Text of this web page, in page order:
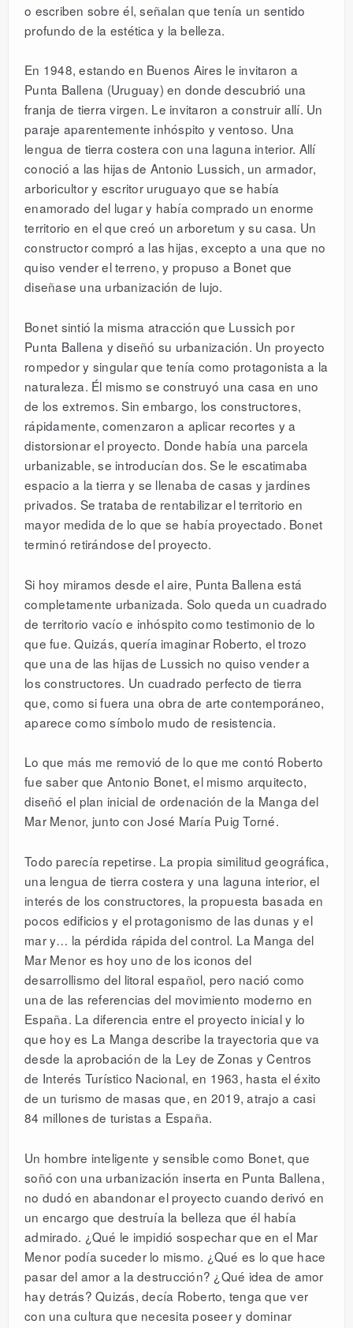
o escriben sobre él, señalan que tenía un sentido
profundo de la estética y la belleza.
En 1948, estando en Buenos Aires le invitaron a
Punta Ballena (Uruguay) en donde descubrió una
franja de tierra virgen. Le invitaron a construir allí. Un
paraje aparentemente inhóspito y ventoso. Una
lengua de tierra costera con una laguna interior. Allí
conoció a las hijas de Antonio Lussich, un armador,
arboricultor y escritor uruguayo que se había
enamorado del lugar y había comprado un enorme
territorio en el que creó un arboretum y su casa. Un
constructor compró a las hijas, excepto a una que no
quiso vender el terreno, y propuso a Bonet que
diseñase una urbanización de lujo.
Bonet sintió la misma atracción que Lussich por
Punta Ballena y diseñó su urbanización. Un proyecto
rompedor y singular que tenía como protagonista a la
naturaleza. Él mismo se construyó una casa en uno
de los extremos. Sin embargo, los constructores,
rápidamente, comenzaron a aplicar recortes y a
distorsionar el proyecto. Donde había una parcela
urbanizable, se introducían dos. Se le escatimaba
espacio a la tierra y se llenaba de casas y jardines
privados. Se trataba de rentabilizar el territorio en
mayor medida de lo que se había proyectado. Bonet
terminó retirándose del proyecto.
Si hoy miramos desde el aire, Punta Ballena está
completamente urbanizada. Solo queda un cuadrado
de territorio vacío e inhóspito como testimonio de lo
que fue. Quizás, quería imaginar Roberto, el trozo
que una de las hijas de Lussich no quiso vender a
los constructores. Un cuadrado perfecto de tierra
que, como si fuera una obra de arte contemporáneo,
aparece como símbolo mudo de resistencia.
Lo que más me removió de lo que me contó Roberto
fue saber que Antonio Bonet, el mismo arquitecto,
diseñó el plan inicial de ordenación de la Manga del
Mar Menor, junto con José María Puig Torné.
Todo parecía repetirse. La propia similitud geográfica,
una lengua de tierra costera y una laguna interior, el
interés de los constructores, la propuesta basada en
pocos edificios y el protagonismo de las dunas y el
mar y… la pérdida rápida del control. La Manga del
Mar Menor es hoy uno de los iconos del
desarrollismo del litoral español, pero nació como
una de las referencias del movimiento moderno en
España. La diferencia entre el proyecto inicial y lo
que hoy es La Manga describe la trayectoria que va
desde la aprobación de la Ley de Zonas y Centros
de Interés Turístico Nacional, en 1963, hasta el éxito
de un turismo de masas que, en 2019, atrajo a casi
84 millones de turistas a España.
Un hombre inteligente y sensible como Bonet, que
soñó con una urbanización inserta en Punta Ballena,
no dudó en abandonar el proyecto cuando derivó en
un encargo que destruía la belleza que él había
admirado. ¿Qué le impidió sospechar que en el Mar
Menor podía suceder lo mismo. ¿Qué es lo que hace
pasar del amor a la destrucción? ¿Qué idea de amor
hay detrás? Quizás, decía Roberto, tenga que ver
con una cultura que necesita poseer y dominar